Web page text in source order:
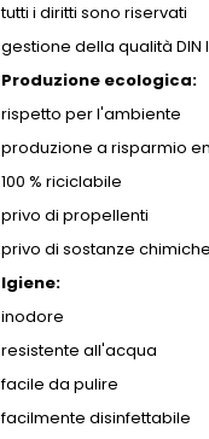
tutti i diritti sono riservati
gestione della qualità DIN
Produzione ecologica:
rispetto per l'ambiente
produzione a risparmio
100 % riciclabile
privo di propellenti
privo di sostanze chimiche
Igiene:
inodore
resistente all'acqua
facile da pulire
facilmente disinfettabile